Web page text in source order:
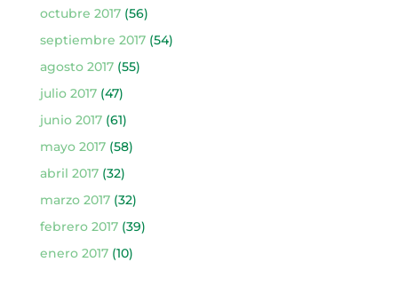
octubre 2017(56)
septiembre 2017(54)
agosto 2017(55)
julio 2017(47)
junio 2017(61)
mayo 2017(58)
abril 2017(32)
marzo 2017(32)
febrero 2017(39)
enero 2017(10)